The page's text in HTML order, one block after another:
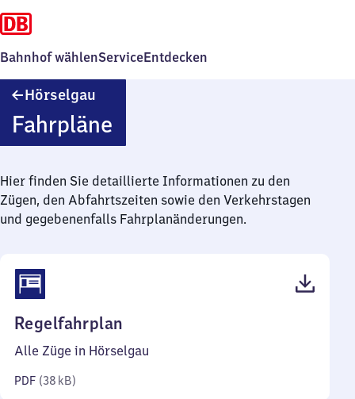
Bahnhof wählenServiceEntdecken
Hörselgau
Fahrpläne
Hier finden Sie detaillierte Informationen zu den
Zügen, den Abfahrtszeiten sowie den Verkehrstagen
und gegebenenfalls Fahrplanänderungen.
Regelfahrplan
38
Alle Züge in Hörselgau
PDF (38 kB)